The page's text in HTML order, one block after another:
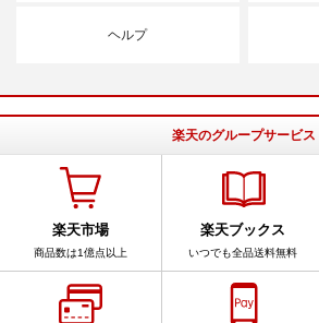
ヘルプ
楽天のグループサービス
楽天市場
商品数は1億点以上
楽天ブックス
いつでも全品送料無料